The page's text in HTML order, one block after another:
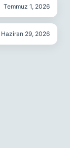
Temmuz 1, 2026
Haziran 29, 2026